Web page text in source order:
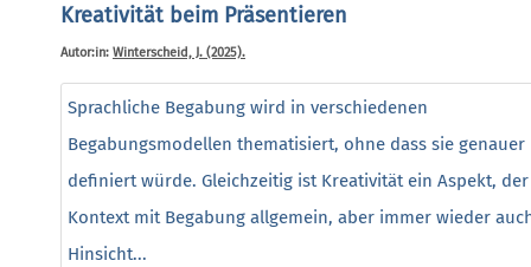
Kreativität beim Präsentieren
Autor:in: Winterscheid, J. (2025).
Sprachliche Begabung wird in verschiedenen
Begabungsmodellen thematisiert, ohne dass sie genauer
definiert würde. Gleichzeitig ist Kreativität ein Aspekt,
Kontext mit Begabung allgemein, aber immer wieder
Hinsicht...